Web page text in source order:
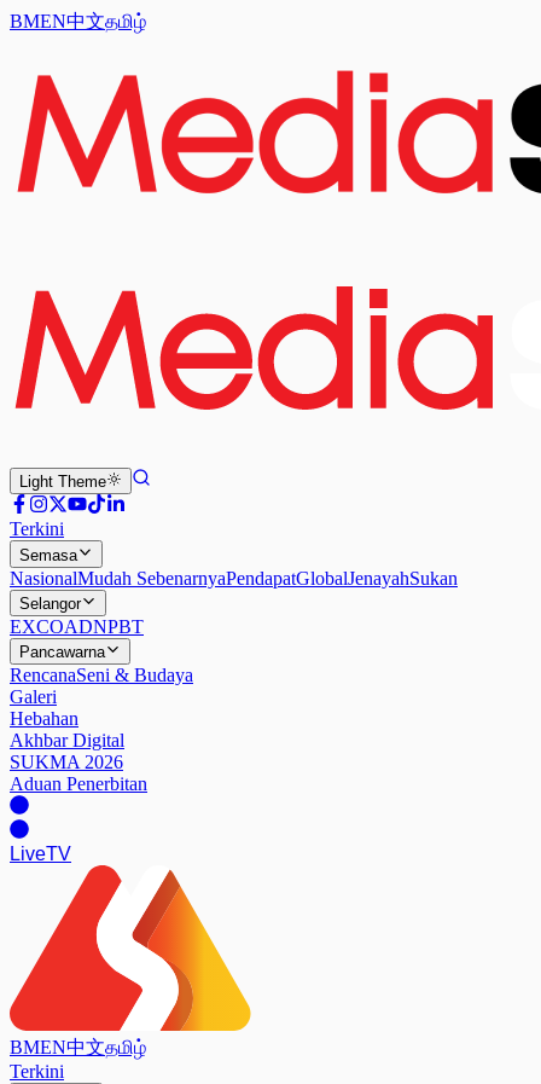
BMEN中文தமிழ்
Light Theme
Terkini
Semasa
NasionalMudah SebenarnyaPendapatGlobalJenayahSukan
Selangor
EXCOADNPBT
Pancawarna
RencanaSeni & Budaya
Galeri
Hebahan
Akhbar Digital
SUKMA 2026
Aduan Penerbitan
LiveTV
BMEN中文தமிழ்
Terkini